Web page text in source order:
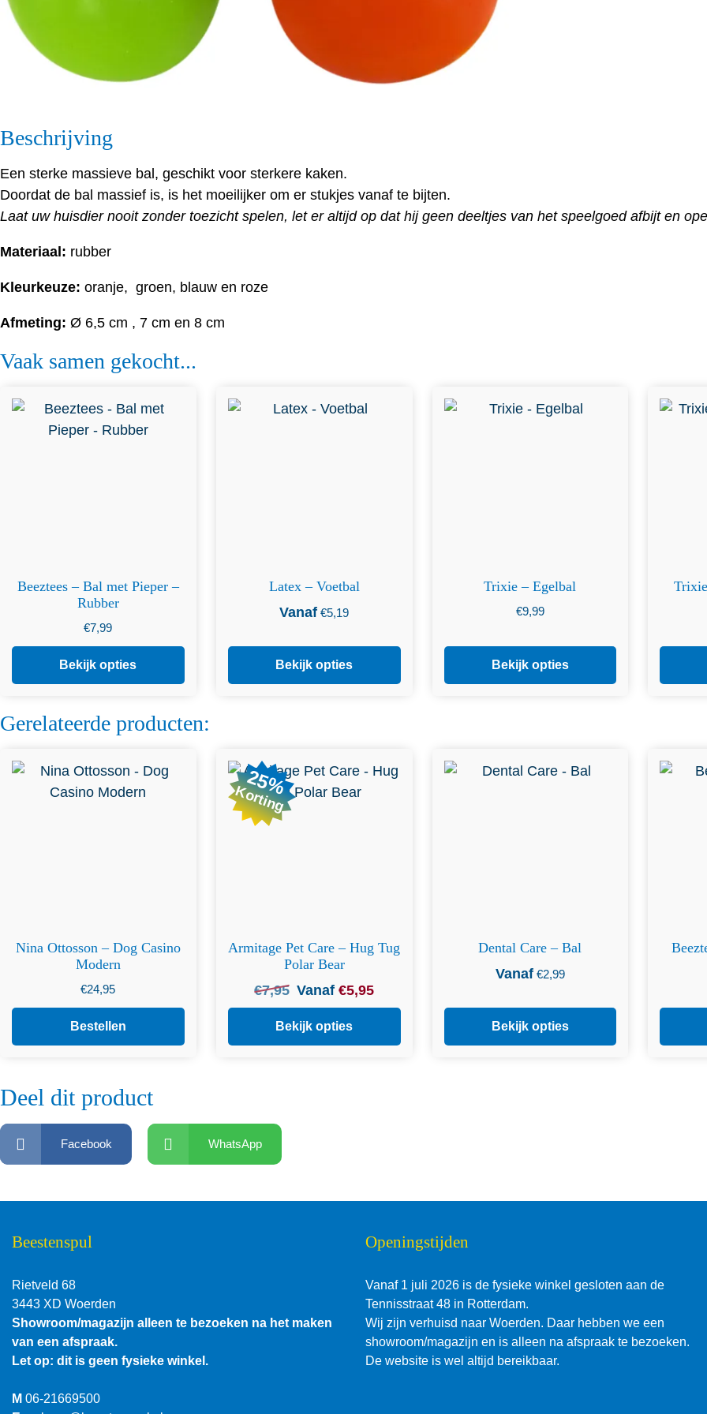
Beschrijving
Een sterke massieve bal, geschikt voor sterkere kaken.
Doordat de bal massief is, is het moeilijker om er stukjes vanaf te bijten.
Laat uw huisdier nooit zonder toezicht spelen, let er altijd op dat hij geen deeltjes van het speelgoed afbijt en
Materiaal: rubber
Kleurkeuze: oranje, groen, blauw en roze
Afmeting: Ø 6,5 cm , 7 cm en 8 cm
Vaak samen gekocht...
Beeztees – Bal met Pieper –
Rubber
€7,99
Bekijk opties
Dit product heeft meerdere
variaties. Deze optie kan
gekozen worden op de
Latex – Voetbal
Vanaf €5,19
Bekijk opties
Dit product heeft meerdere
variaties. Deze optie kan
Trixie – Egelbal
€9,99
Bekijk opties
Dit product heeft meerdere
variaties. Deze optie kan
Dit
Gerelateerde producten:
Nina Ottosson – Dog Casino
Modern
€24,95
Bestellen
25%
Korting
Armitage Pet Care – Hug Tug
Polar Bear
€7,95 Oorspronkelijke
prijs
was:
€7,95.
Vanaf €5,95Huidige
prijs
€5,95
Bekijk opties
Dit product heeft meerdere
variaties. Deze optie kan
gekozen worden op de
productpagina
Dental Care – Bal
Vanaf €2,99
Bekijk opties
Dit product heeft meerdere
variaties. Deze optie kan
Deel dit product
Facebook WhatsApp
Beestenspul
Rietveld 68
3443 XD Woerden
Showroom/magazijn alleen te bezoeken na het maken
van een afspraak.
Let op: dit is geen fysieke winkel.
M 06-21669500
Openingstijden
Vanaf 1 juli 2026 is de fysieke winkel gesloten aan de
Tennisstraat 48 in Rotterdam.
Wij zijn verhuisd naar Woerden. Daar hebben we een
showroom/magazijn en is alleen na afspraak te bezoeken.
De website is wel altijd bereikbaar.